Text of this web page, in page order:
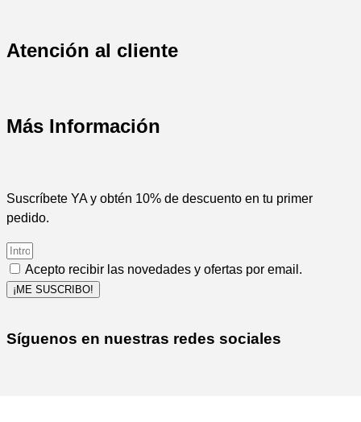
Atención al cliente
Más Información
Suscríbete YA y obtén 10% de descuento en tu primer
pedido.
Acepto recibir las novedades y ofertas por email.
¡ME SUSCRIBO!
Síguenos en nuestras redes sociales